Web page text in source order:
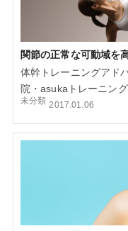
関節の正常な可動域を
体幹トレーニングアド
院・asukaトレーニン
未分類 2017.01.06